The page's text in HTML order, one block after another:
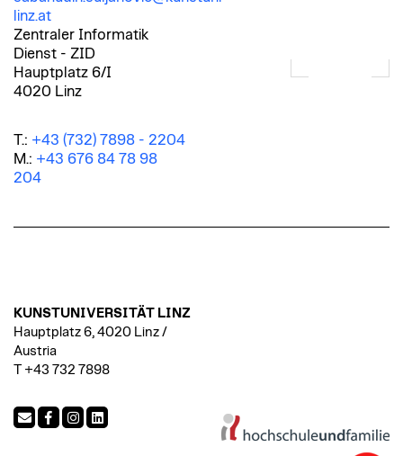
linz.at
Zentraler Informatik
Dienst - ZID
Hauptplatz 6/I
4020 Linz
T.: +43 (732) 7898 - 2204
M.: +43 676 84 78 98
204
KUNSTUNIVERSITÄT LINZ
Hauptplatz 6, 4020 Linz /
Austria
T +43 732 7898